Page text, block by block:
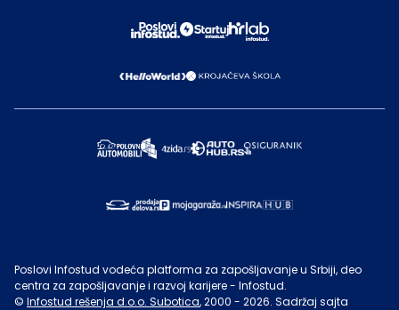
Poslovi Infostud vodeća platforma za zapošljavanje u Srbiji, deo
centra za zapošljavanje i razvoj karijere - Infostud.
© Infostud rešenja d.o.o. Subotica, 2000 - 2026. Sadržaj sajta